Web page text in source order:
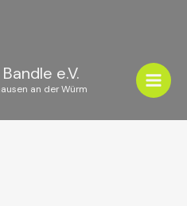
e.V.
an der Würm